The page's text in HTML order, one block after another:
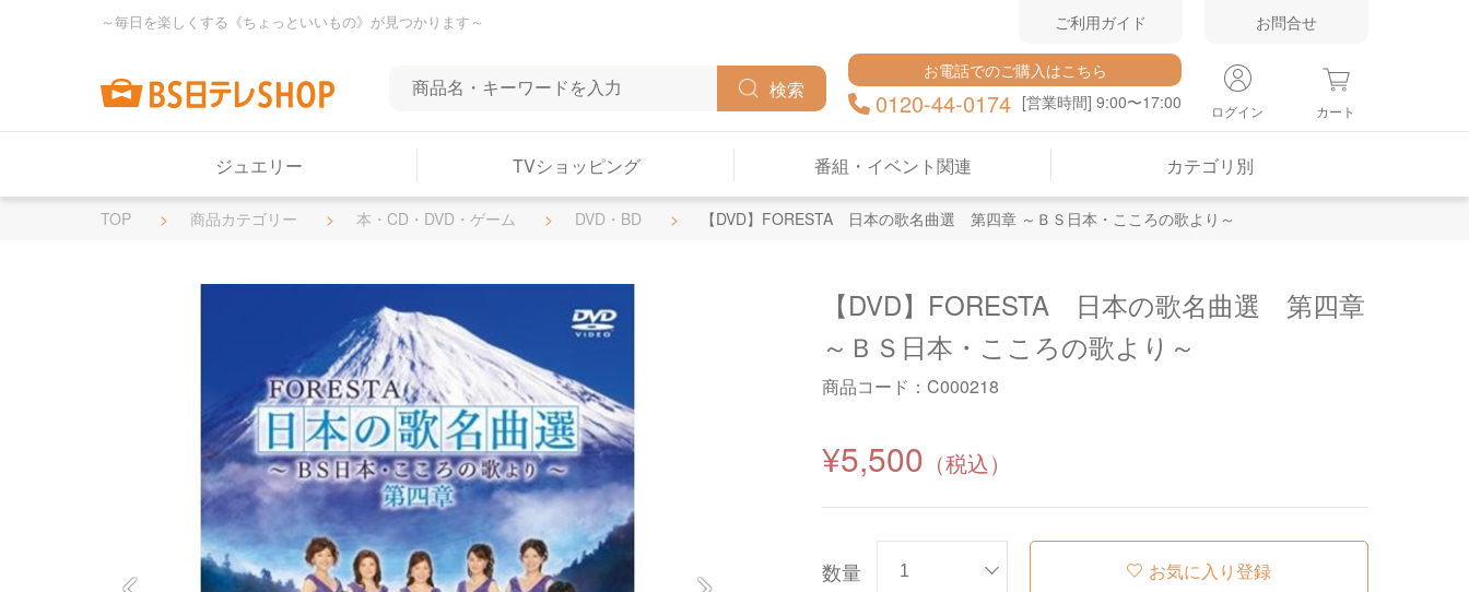
～毎日を楽しくする《ちょっといいもの》が見つかります～ ご利用ガイド お問合せ
検索
お電話でのご購入はこちら
0120-44-0174 [営業時間] 9:00〜17:00 ログイン カート
ジュエリー TVショッピング 番組・イベント関連 カテゴリ別
TOP 商品カテゴリー 本・CD・DVD・ゲーム DVD・BD 【DVD】FORESTA 日本の歌名曲選 第四章 ～ＢＳ日本・こころの歌より～
【DVD】FORESTA 日本の歌名曲選 第四章
～ＢＳ日本・こころの歌より～
商品コード： C000218
¥5,500
数量 お気に入り登録